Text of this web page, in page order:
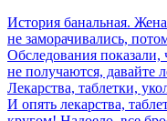
История банальная.
не заморачивались,
Обследования показали,
не получаются, давайте
Лекарства, таблетки,
И опять лекарства,